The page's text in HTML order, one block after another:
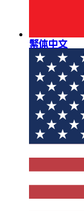
繁体中文